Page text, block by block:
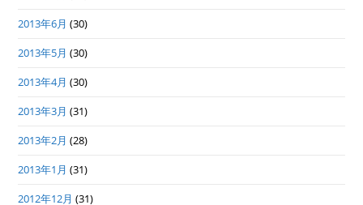
2013年6月 (30)
2013年5月 (30)
2013年4月 (30)
2013年3月 (31)
2013年2月 (28)
2013年1月 (31)
2012年12月 (31)